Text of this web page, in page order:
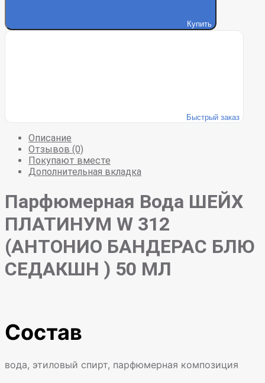
Купить
Быстрый заказ
Описание
Отзывов (0)
Покупают вместе
Дополнительная вкладка
Парфюмерная Вода ШЕЙХ
ПЛАТИНУМ W 312
(АНТОНИО БАНДЕРАС БЛЮ
СЕДАКШН ) 50 МЛ
Состав
вода, этиловый спирт, парфюмерная композиция